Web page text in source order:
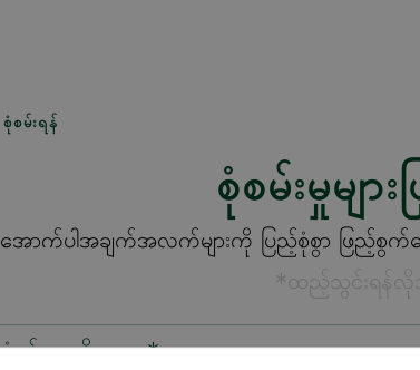
စုံစမ်းရန်
စုံစမ်းမှုမျာ
အောက်ပါအချက်အလက်များကို ပြည့်စုံစွာ ဖြည့်စွက်ပေ
*ထည့်သွင်းရန်
စုံစမ်းမှုအမျိုးအစား*